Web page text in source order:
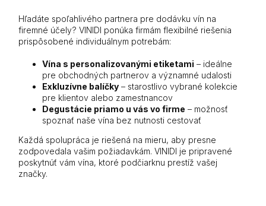
Hľadáte spoľahlivého partnera pre dodávku vín na
firemné účely? VINIDI ponúka firmám flexibilné riešenia
prispôsobené individuálnym potrebám:
Vína s personalizovanými etiketami – ideálne
pre obchodných partnerov a významné udalosti
Exkluzívne balíčky – starostlivo vybrané kolekcie
pre klientov alebo zamestnancov
Degustácie priamo u vás vo firme – možnosť
spoznať naše vína bez nutnosti cestovať
Každá spolupráca je riešená na mieru, aby presne
zodpovedala vašim požiadavkám. VINIDI je pripravené
poskytnúť vám vína, ktoré podčiarknu prestíž vašej
značky.